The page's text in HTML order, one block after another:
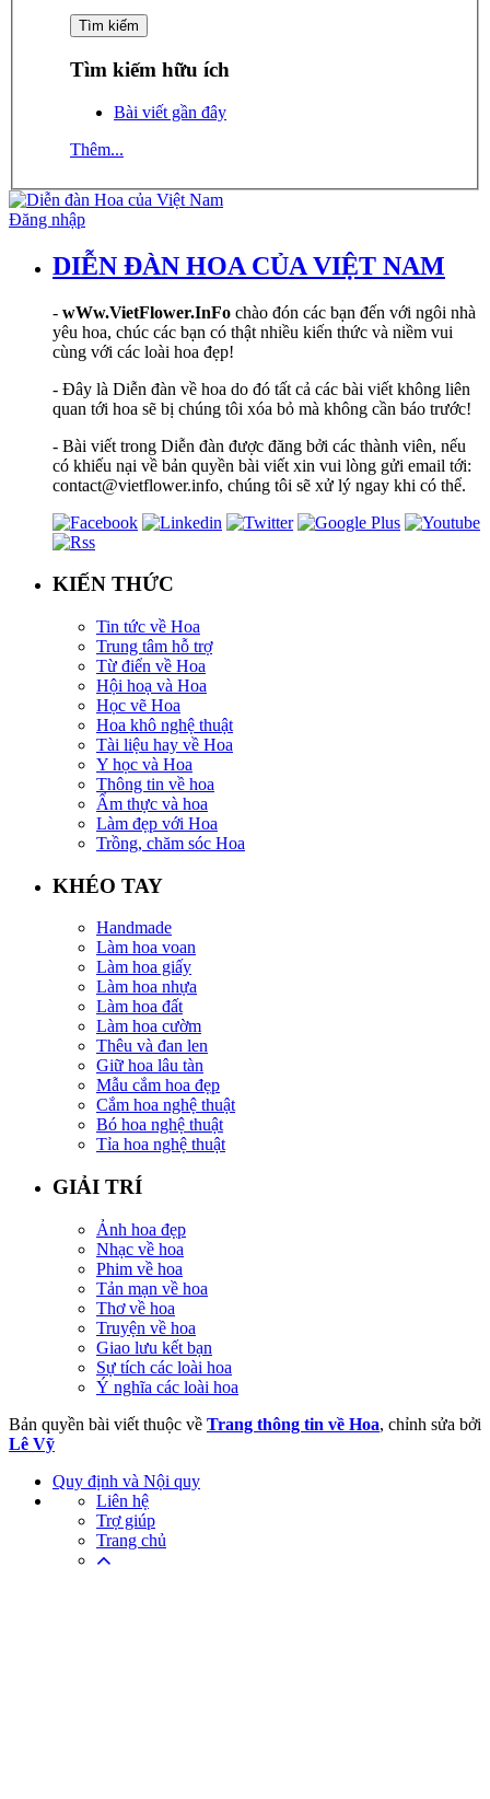
Tìm kiếm hữu ích
Bài viết gần đây
Thêm...
Đăng nhập
DIỄN ĐÀN HOA CỦA VIỆT NAM
- wWw.VietFlower.InFo chào đón các bạn đến với ngôi nhà
yêu hoa, chúc các bạn có thật nhiều kiến thức và niềm vui
cùng với các loài hoa đẹp!
- Đây là Diễn đàn về hoa do đó tất cả các bài viết không liên
quan tới hoa sẽ bị chúng tôi xóa bỏ mà không cần báo trước!
- Bài viết trong Diễn đàn được đăng bởi các thành viên, nếu
có khiếu nại về bản quyền bài viết xin vui lòng gửi email tới:
contact@vietflower.info, chúng tôi sẽ xử lý ngay khi có thể.
KIẾN THỨC
Tin tức về Hoa
Trung tâm hỗ trợ
Từ điển về Hoa
Hội hoạ và Hoa
Học vẽ Hoa
Hoa khô nghệ thuật
Tài liệu hay về Hoa
Y học và Hoa
Thông tin về hoa
Ẩm thực và hoa
Làm đẹp với Hoa
Trồng, chăm sóc Hoa
KHÉO TAY
Handmade
Làm hoa voan
Làm hoa giấy
Làm hoa nhựa
Làm hoa đất
Làm hoa cườm
Thêu và đan len
Giữ hoa lâu tàn
Mẫu cắm hoa đẹp
Cắm hoa nghệ thuật
Bó hoa nghệ thuật
Tỉa hoa nghệ thuật
GIẢI TRÍ
Ảnh hoa đẹp
Nhạc về hoa
Phim về hoa
Tản mạn về hoa
Thơ về hoa
Truyện về hoa
Giao lưu kết bạn
Sự tích các loài hoa
Ý nghĩa các loài hoa
Bản quyền bài viết thuộc về Trang thông tin về Hoa, chỉnh sửa bởi
Lê Vỹ
Quy định và Nội quy
Liên hệ
Trợ giúp
Trang chủ